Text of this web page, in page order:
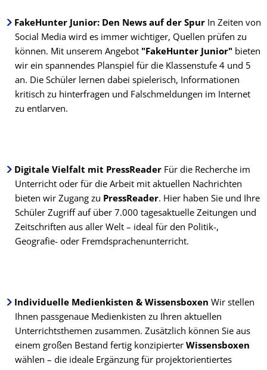
FakeHunter Junior: Den News auf der Spur In Zeiten von
Social Media wird es immer wichtiger, Quellen prüfen zu
können. Mit unserem Angebot "FakeHunter Junior" bieten
wir ein spannendes Planspiel für die Klassenstufe 4 und 5
an. Die Schüler lernen dabei spielerisch, Informationen
kritisch zu hinterfragen und Falschmeldungen im Internet
zu entlarven.
Digitale Vielfalt mit PressReader Für die Recherche im
Unterricht oder für die Arbeit mit aktuellen Nachrichten
bieten wir Zugang zu PressReader. Hier haben Sie und Ihre
Schüler Zugriff auf über 7.000 tagesaktuelle Zeitungen und
Zeitschriften aus aller Welt – ideal für den Politik-,
Geografie- oder Fremdsprachenunterricht.
Individuelle Medienkisten & Wissensboxen Wir stellen
Ihnen passgenaue Medienkisten zu Ihren aktuellen
Unterrichtsthemen zusammen. Zusätzlich können Sie aus
einem großen Bestand fertig konzipierter Wissensboxen
wählen – die ideale Ergänzung für projektorientiertes